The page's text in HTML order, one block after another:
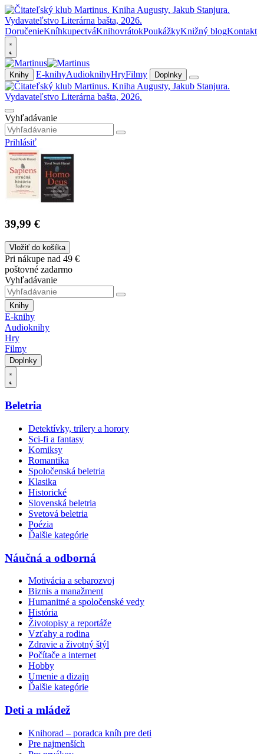
DoručenieKníhkupectváKnihovrátokPoukážkyKnižný blogKontakt
Knihy E-knihyAudioknihyHryFilmy Doplnky
Vyhľadávanie
Prihlásiť
39,99 €
Vložiť do košíka
Pri nákupe nad 49 €
poštovné zadarmo
Vyhľadávanie
Knihy
E-knihy
Audioknihy
Hry
Filmy
Doplnky
Beletria
Detektívky, trilery a horory
Sci-fi a fantasy
Komiksy
Romantika
Spoločenská beletria
Klasika
Historické
Slovenská beletria
Svetová beletria
Poézia
Ďalšie kategórie
Náučná a odborná
Motivácia a sebarozvoj
Biznis a manažment
Humanitné a spoločenské vedy
História
Životopisy a reportáže
Vzťahy a rodina
Zdravie a životný štýl
Počítače a internet
Hobby
Umenie a dizajn
Ďalšie kategórie
Deti a mládež
Knihorad – poradca kníh pre deti
Pre najmenších